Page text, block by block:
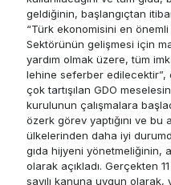
geldiğinin, başlangıçtan
“Türk ekonomisini en
Sektörünün gelişmesi için
yardım olmak üzere, tüm
lehine seferber edilecektir”,
çok tartışılan GDO
kurulunun çalışmalara
özerk görev yaptığını ve bu
ülkelerinden daha iyi
gıda hijyeni yönetmeliğinin,
olarak açıkladı. Gerçekten
sayılı kanuna uygun olarak,